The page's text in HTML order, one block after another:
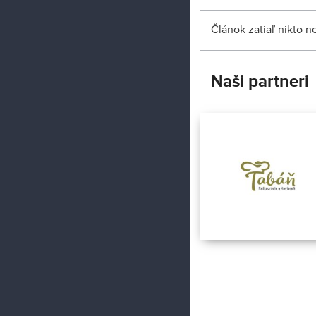
Článok zatiaľ nikto
Naši partneri